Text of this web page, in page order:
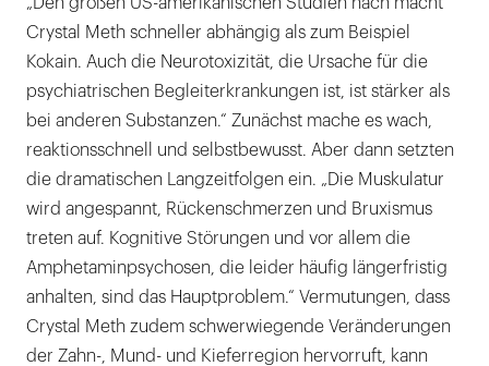
Crystal Meth schneller abhängig als zum Beispiel
Kokain. Auch die Neurotoxizität, die Ursache für die
psychiatrischen Begleiterkrankungen ist, ist stärker als
bei anderen Substanzen.“ Zunächst mache es wach,
reaktionsschnell und selbstbewusst. Aber dann setzten
die dramatischen Langzeitfolgen ein. „Die Muskulatur
wird angespannt, Rückenschmerzen und Bruxismus
treten auf. Kognitive Störungen und vor allem die
Amphetaminpsychosen, die leider häufig längerfristig
anhalten, sind das Hauptproblem.“ Vermutungen, dass
Crystal Meth zudem schwerwiegende Veränderungen
der Zahn-, Mund- und Kieferregion hervorruft, kann